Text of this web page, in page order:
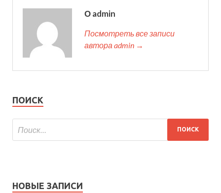
О admin
Посмотреть все записи
автора admin →
ПОИСК
НОВЫЕ ЗАПИСИ